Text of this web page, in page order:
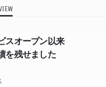
スオープン以来
を残せました